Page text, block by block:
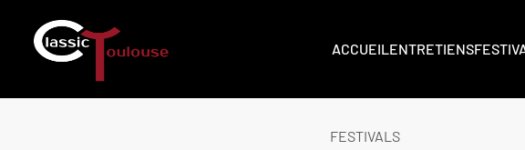
ACCUEILENTRETIENS
FESTIVALS